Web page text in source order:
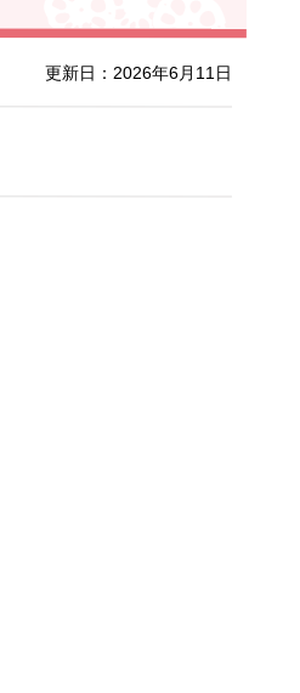
更新日：2026年6月11日